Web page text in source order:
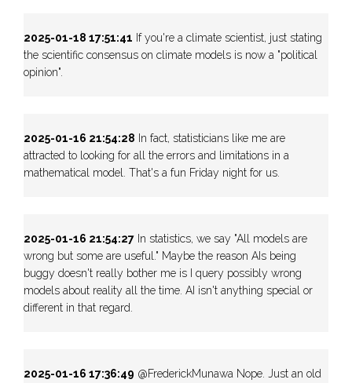
2025-01-18 17:51:41 If you're a climate scientist, just stating
the scientific consensus on climate models is now a "political
opinion".
2025-01-16 21:54:28 In fact, statisticians like me are
attracted to looking for all the errors and limitations in a
mathematical model. That's a fun Friday night for us.
2025-01-16 21:54:27 In statistics, we say "All models are
wrong but some are useful." Maybe the reason AIs being
buggy doesn't really bother me is I query possibly wrong
models about reality all the time. AI isn't anything special or
different in that regard.
2025-01-16 17:36:49 @FrederickMunawa Nope. Just an old